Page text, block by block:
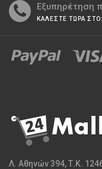
Εξυπηρέτηση
ΚΑΛΕΣΤΕ ΤΩΡΑ
Λ. Αθηνών 394, Τ.Κ.